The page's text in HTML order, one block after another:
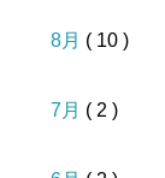
8月 ( 10 )
7月 ( 2 )